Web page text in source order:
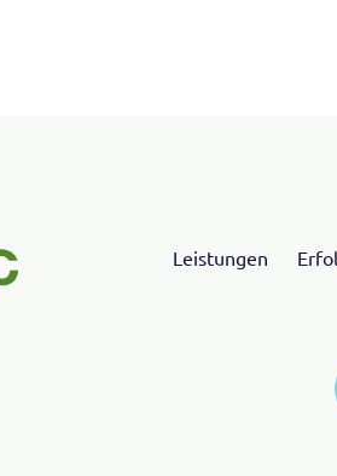
Leistungen